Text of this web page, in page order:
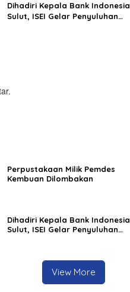
Dihadiri Kepala Bank Indonesia
Sulut, ISEI Gelar Penyuluhan
Perpustakaan Milik Pemdes
Kembuan Dilombakan
Dihadiri Kepala Bank Indonesia
Sulut, ISEI Gelar Penyuluhan
View More